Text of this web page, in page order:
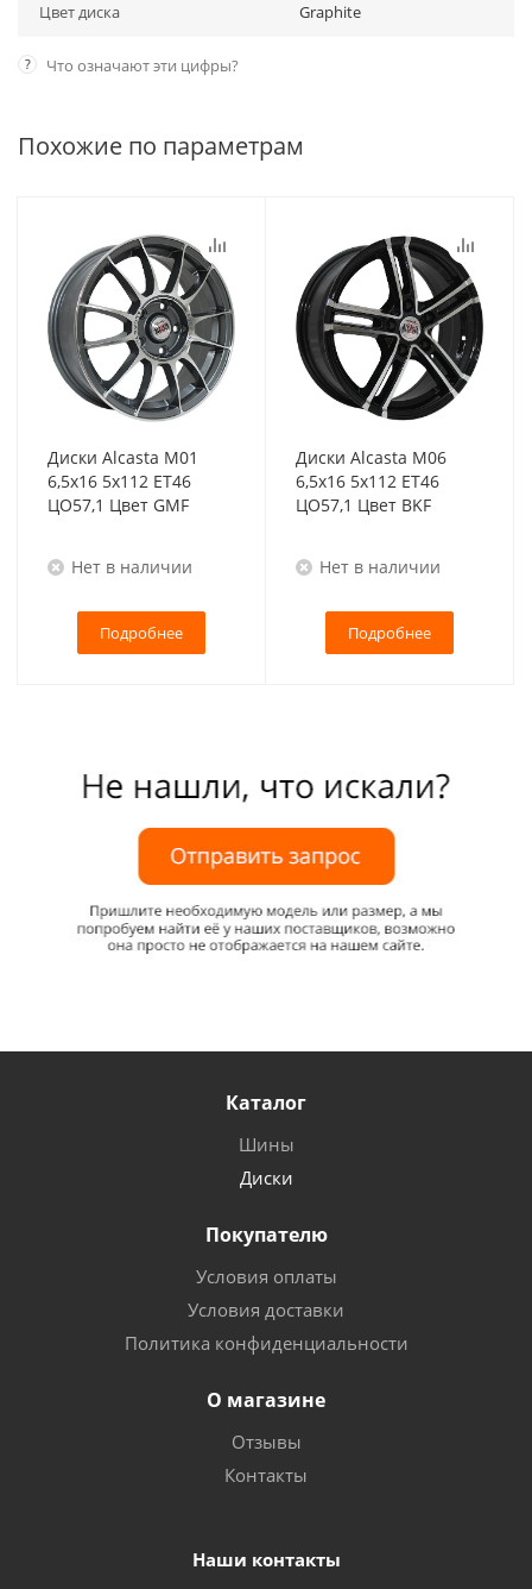
Цвет диска Graphite
? Что означают эти цифры?
Похожие по параметрам
Диски Alcasta M01
6,5x16 5x112 ET46
ЦО57,1 Цвет GMF
Нет в наличии
Подробнее
Диски Alcasta M06
6,5x16 5x112 ET46
ЦО57,1 Цвет BKF
Нет в наличии
Подробнее
Каталог
Шины
Диски
Покупателю
Условия оплаты
Условия доставки
Политика конфиденциальности
О магазине
Отзывы
Контакты
Наши контакты